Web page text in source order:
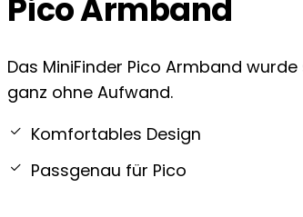
Pico Armband
Das MiniFinder Pico Armband
ganz ohne Aufwand.
Komfortables Design
Passgenau für Pico